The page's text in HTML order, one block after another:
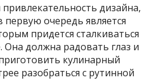
дизайна,
первую очередь является
придется сталкиваться
Она должна радовать глаз и
кулинарный
разобраться с рутинной